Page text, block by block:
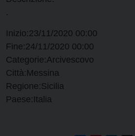
.
Inizio:23/11/2020 00:00
Fine:24/11/2020 00:00
Categorie:Arcivescovo
Città: Messina
Regione:Sicilia
Paese: Italia